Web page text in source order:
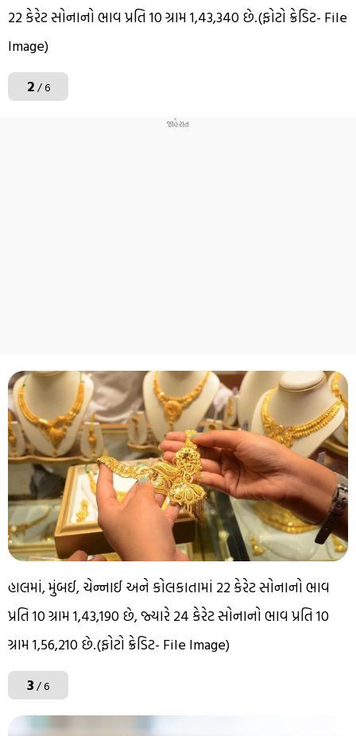
22 કેરેટ સોનાનો ભાવ પ્રતિ 10 ગ્રામ ₹1,43,340 છે.(ફોટો ક્રેડિટ- File
Image)
2/ 6
હાલમાં, મુંબઈ, ચેન્નાઈ અને કોલકાતામાં 22 કેરેટ સોનાનો ભાવ
પ્રતિ 10 ગ્રામ ₹1,43,190 છે, જ્યારે 24 કેરેટ સોનાનો ભાવ પ્રતિ 10
ગ્રામ ₹1,56,210 છે.(ફોટો ક્રેડિટ- File Image)
3/ 6